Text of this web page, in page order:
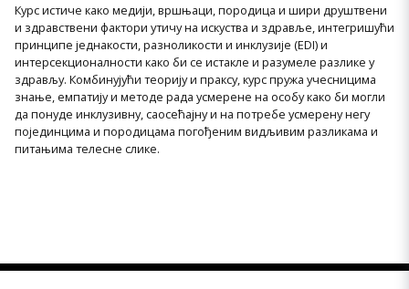
Курс истиче како медији, вршњаци, породица и шири друштвени
и здравствени фактори утичу на искуства и здравље, интегришући
принципе једнакости, разноликости и инклузије (EDI) и
интерсекционалности како би се истакле и разумеле разлике у
здрављу. Комбинујући теорију и праксу, курс пружа учесницима
знање, емпатију и методе рада усмерене на особу како би могли
да понуде инклузивну, саосећајну и на потребе усмерену негу
појединцима и породицама погођеним видљивим разликама и
питањима телесне слике.